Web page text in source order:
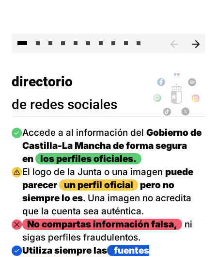
directorio
de redes sociales
Imagen
Accede a al información del Gobierno de
Castilla-La Mancha de forma segura
en
los perfiles oficiales.
Imagen
El logo de la Junta o una imagen puede
parecer
un perfil oficial
pero no
siempre lo es. Una imagen no acredita
que la cuenta sea auténtica.
ImagenNo compartas información falsa,
ni
sigas perfiles fraudulentos.
Imagen
Utiliza siempre las
fuentes